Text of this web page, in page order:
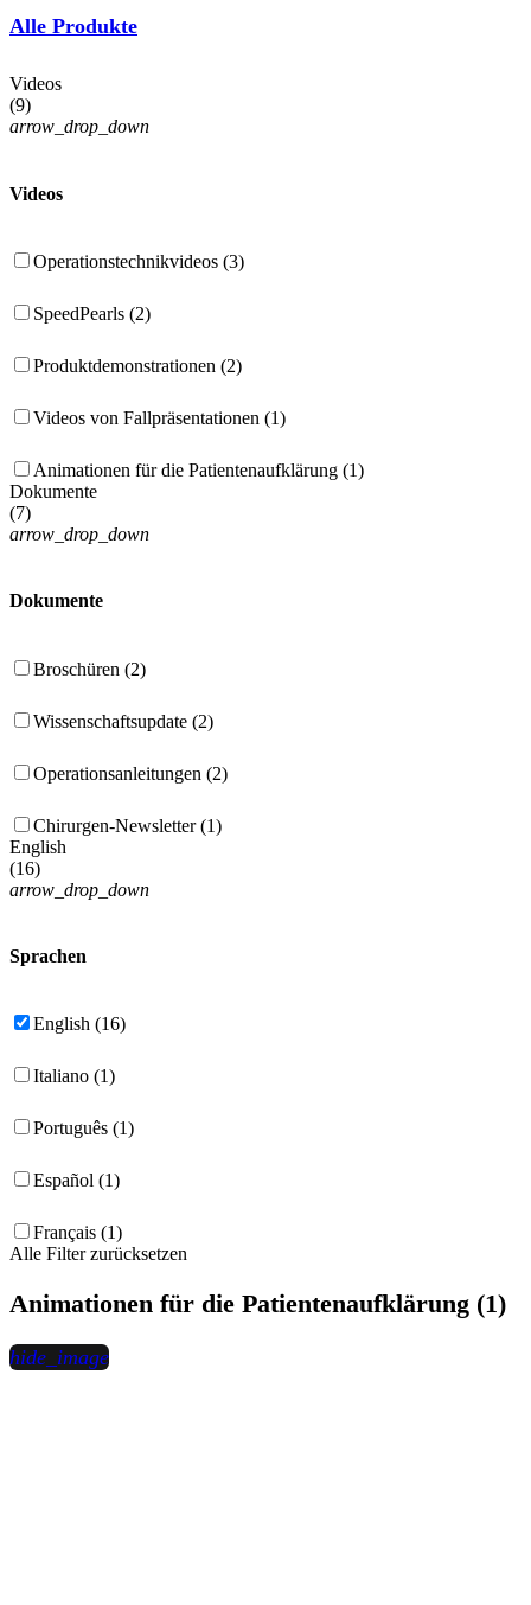
Alle Produkte
Videos
(9)
arrow_drop_down
Videos
Operationstechnikvideos (3)
SpeedPearls (2)
Produktdemonstrationen (2)
Videos von Fallpräsentationen (1)
Animationen für die Patientenaufklärung (1)
Dokumente
(7)
arrow_drop_down
Dokumente
Broschüren (2)
Wissenschaftsupdate (2)
Operationsanleitungen (2)
Chirurgen-Newsletter (1)
English
(16)
arrow_drop_down
Sprachen
English (16)
Italiano (1)
Português (1)
Español (1)
Français (1)
Alle Filter zurücksetzen
Animationen für die Patientenaufklärung (1)
hide_image